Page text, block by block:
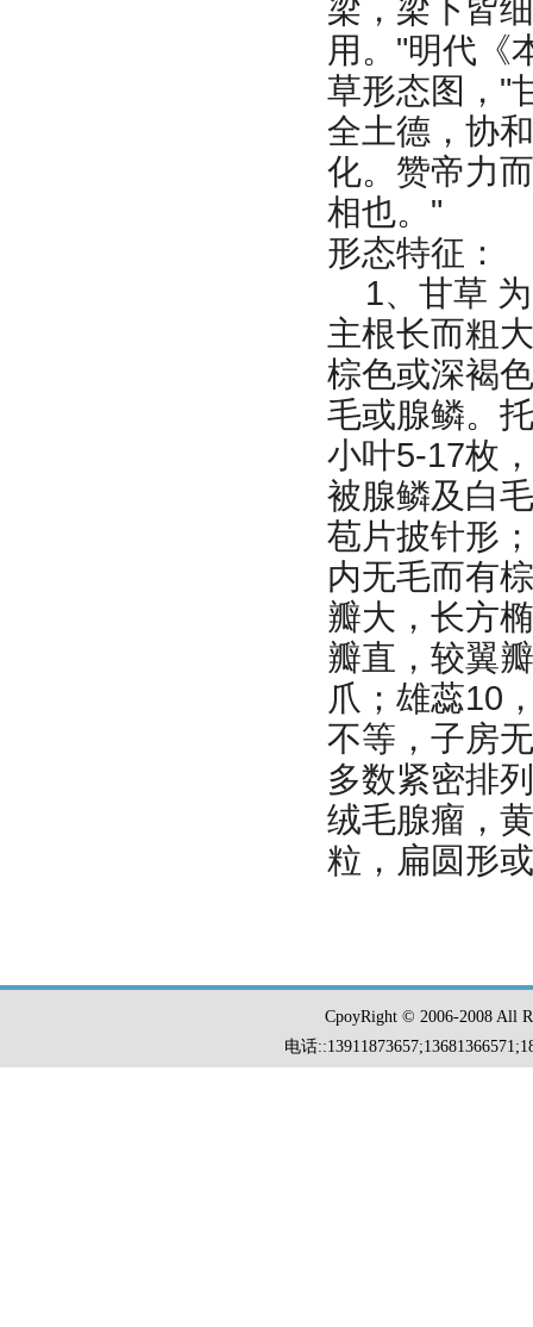
梁，梁下皆
用。"明代《
草形态图，"
全土德，协
化。赞帝力
相也。"
形态特征：
1、甘草 为
主根长而粗
棕色或深褐
毛或腺鳞。
小叶5-17枚
被腺鳞及白
苞片披针形
内无毛而有
瓣大，长方
瓣直，较翼
爪；雄蕊10
不等，子房
多数紧密排
绒毛腺瘤，
粒，扁圆形
CpoyRight © 2006-2008 All
电话